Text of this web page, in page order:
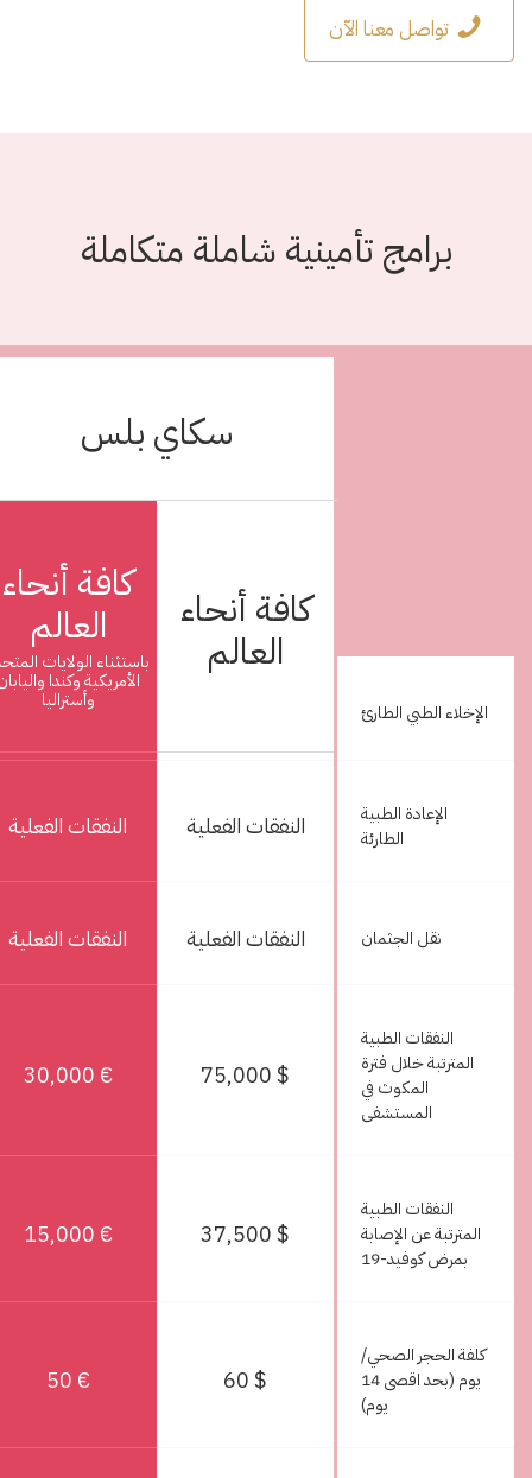
تواصل معنا الآن
برامج تأمينية شاملة متكاملة
سكاي بلس
كافة أنحاء
العالم
كافة أنحاء
العالم
باستثناء الولايات
الأمريكية وكندا
وأستراليا
الإخلاء الطبي الطارئ النفقات الفعلية
الإعادة الطبية
الطارئة
النفقات الفعلية النفقات الفعلية
نقل الجثمان النفقات الفعلية النفقات الفعلية
النفقات الطبية
المترتبة خلال فترة
المكوث في
المستشفى
$ 75,000
€ 30,000
النفقات الطبية
المترتبة عن الإصابة
بمرض كوفيد-19
$ 37,500
€ 15,000
كلفة الحجر الصحي/
يوم (بحد اقصى 14
يوم)
$ 60
€ 50